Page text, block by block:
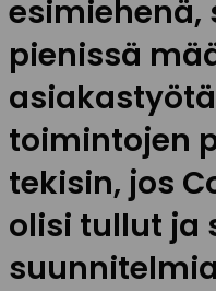
esimiehenä,
pienissä
toimintojen
tekisin, jos
olisi tullut ja